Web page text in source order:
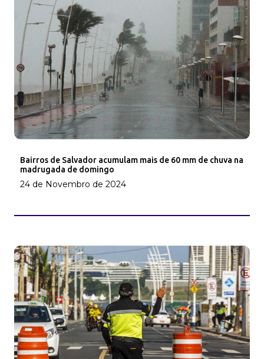
Bairros de Salvador acumulam mais de 60 mm de chuva na
madrugada de domingo
24 de Novembro de 2024